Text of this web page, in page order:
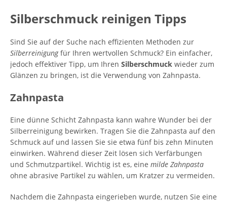
Silberschmuck reinigen Tipps
Sind Sie auf der Suche nach effizienten Methoden zur
Silberreinigungfür Ihren wertvollen Schmuck? Ein einfacher,
jedoch effektiver Tipp, um Ihren Silberschmuck wieder zum
Glänzen zu bringen, ist die Verwendung von Zahnpasta.
Zahnpasta
Eine dünne Schicht Zahnpasta kann wahre Wunder bei der
Silberreinigung bewirken. Tragen Sie die Zahnpasta auf den
Schmuck auf und lassen Sie sie etwa fünf bis zehn Minuten
einwirken. Während dieser Zeit lösen sich Verfärbungen
und Schmutzpartikel. Wichtig ist es, eine milde Zahnpasta
ohne abrasive Partikel zu wählen, um Kratzer zu vermeiden.
Nachdem die Zahnpasta eingerieben wurde, nutzen Sie eine